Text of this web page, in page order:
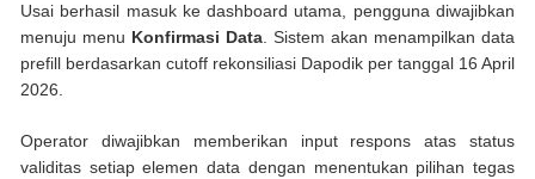
Usai berhasil masuk ke dashboard utama, pengguna diwajibkan
menuju menu Konfirmasi Data . Sistem akan menampilkan data
prefill berdasarkan cutoff rekonsiliasi Dapodik per tanggal 16 April
2026.
Operator diwajibkan memberikan input respons atas status
validitas setiap elemen data dengan menentukan pilihan tegas